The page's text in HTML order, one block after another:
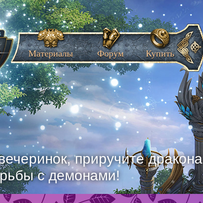
приручите дракона
с демонами!
Материалы Форум Купить